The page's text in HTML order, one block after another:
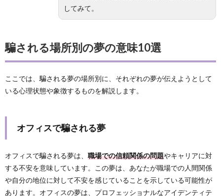
してみて。
騙される場所別の夢の意味10選
ここでは、騙される夢の場所別に、それぞれの夢が伝えようとして
いる心理状態や象徴するものを解説します。
オフィスで騙される夢
オフィスで騙される夢は、 職場での信頼関係の問題やキャリアに対
する不安を意味しています。この夢は、あなたが職場での人間関係
や自分の地位に対して不安を感じていることを示している可能性が
あります。オフィスの夢は、プロフェッショナルなアイデンティテ